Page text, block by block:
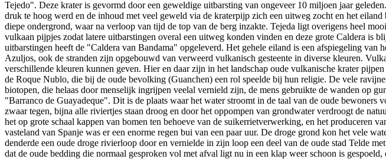
Tejedo". Deze krater is gevormd door een geweldige uitbarsting van ongeveer 10 miljoen jaar
druk te hoog werd en de inhoud met veel geweld via de kraterpijp zich een uitweg zocht en het
diepe ondergrond, waar na verloop van tijd de top van de berg inzakte. Tejeda ligt overigens heel
vulkaan pijpjes zodat latere uitbarstingen overal een uitweg konden vinden en deze grote Caldera is
uitbarstingen heeft de "Caldera van Bandama" opgeleverd. Het gehele eiland is een afspiegeling
Azuljos, ook de stranden zijn opgebouwd van verweerd vulkanisch gesteente in diverse kleuren.
verschillende kleuren kunnen geven. Hier en daar zijn in het landschap oude vulkanische krater
de Roque Nublo, die bij de oude bevolking (Guanchen) een rol speelde bij hun religie. De vele
biotopen, die helaas door menselijk ingrijpen veelal vernield zijn, de mens gebruikte de wanden op
"Barranco de Guayadeque". Dit is de plaats waar het water stroomt in de taal van de oude
zwaar tegen, bijna alle riviertjes staan droog en door het oppompen van grondwater verdroogt de
het op grote schaal kappen van bomen ten behoeve van de suikerrietverwerking, en het produceren
vasteland van Spanje was er een enorme regen bui van een paar uur. De droge grond kon het vele
denderde een oude droge rivierloop door en vernielde in zijn loop een deel van de oude stad Telde
dat de oude bedding die normaal gesproken vol met afval ligt nu in een klap weer schoon is